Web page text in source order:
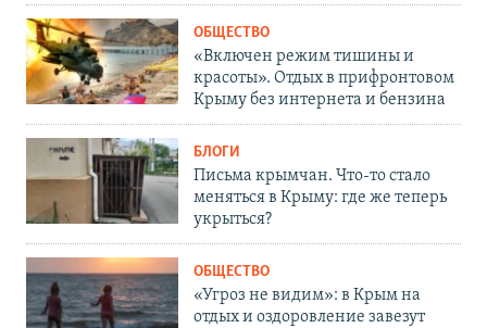
ОБЩЕСТВО
«Включен режим тишины и
красоты». Отдых в прифронтовом
Крыму без интернета и бензина
БЛОГИ
Письма крымчан. Что-то стало
меняться в Крыму: где же теперь
укрыться?
ОБЩЕСТВО
«Угроз не видим»: в Крым на
отдых и оздоровление завезут